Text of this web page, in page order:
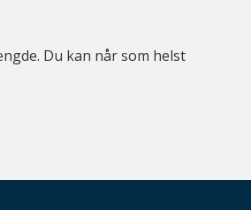
Du kan når som helst